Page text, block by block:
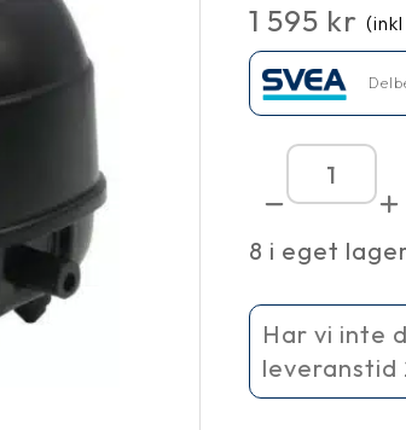
1 595 kr
8 i eget
Super
IP44
Har vi inte
leveranstid